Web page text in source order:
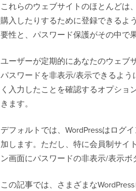
これらのウェブサイトのほとんどは
購入したりするために登録できるよ
要性と、パスワード保護がその中で
ユーザーが定期的にあなたのウェブ
パスワードを非表示/表示できるよ
く入力したことを確認するオプシ
きます。
デフォルトでは、WordPressはログ
加します。ただし、特に会員制サイ
ン画面にパスワードの非表示/表示ボ
この記事では、さまざまな